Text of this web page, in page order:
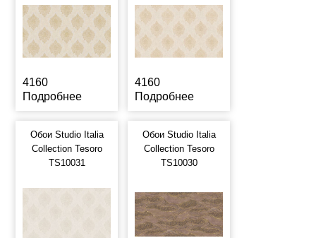
4160
Подробнее
4160
Подробнее
Обои Studio Italia
Collection Tesoro
TS10031
Обои Studio Italia
Collection Tesoro
TS10030